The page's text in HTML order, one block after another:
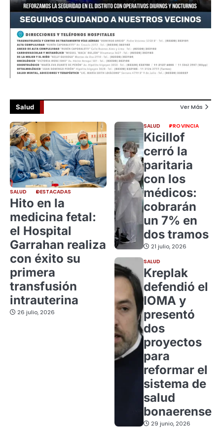
Salud Ver Más
SALUD DESTACADAS
Hito en la
medicina fetal:
el Hospital
Garrahan realiza
con éxito su
primera
transfusión
intrauterina
26 julio, 2026
SALUD PROVINCIA
Kicillof
cerró la
paritaria
con los
médicos:
cobrarán
un 7% en
dos tramos
21 julio, 2026
SALUD
Kreplak
defendió el
IOMA y
presentó
dos
proyectos
para
reformar el
sistema de
salud
bonaerense
29 junio, 2026